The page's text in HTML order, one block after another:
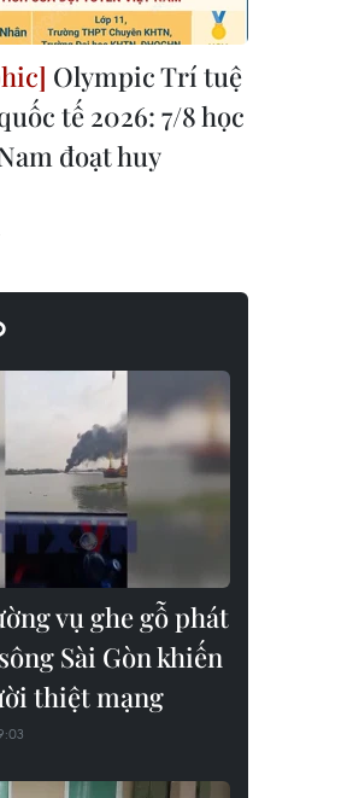
Olympic Trí tuệ
tế 2026: 7/8 học
đoạt huy
vụ ghe gỗ phát
Sài Gòn khiến
thiệt mạng